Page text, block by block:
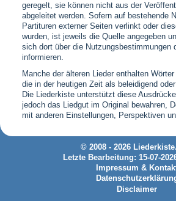
geregelt, sie können nicht aus der
abgeleitet werden. Sofern auf bestehende
Partituren externer Seiten verlinkt oder
wurden, ist jeweils die Quelle angegeben
sich dort über die Nutzungsbestimmungen
informieren.
Manche der älteren Lieder enthalten
die in der heutigen Zeit als beleidigend
Die Liederkiste unterstützt diese
jedoch das Liedgut im Original bewahren,
mit anderen Einstellungen, Perspektiven
© 2008 - 2026
Letzte Bearbeitung: 15-07-
Impressum &
Disclaimer